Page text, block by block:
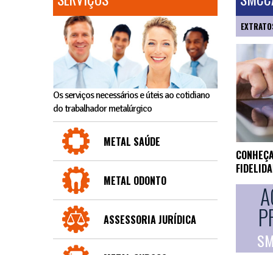
Os serviços necessários e úteis ao cotidiano
do trabalhador metalúrgico
METAL SAÚDE
METAL ODONTO
ASSESSORIA JURÍDICA